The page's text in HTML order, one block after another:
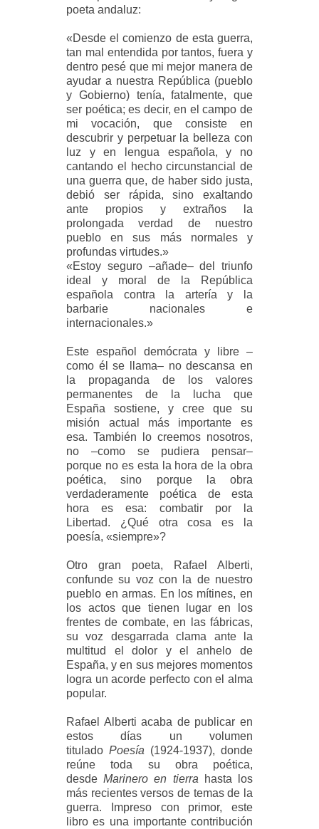
poeta andaluz:
«Desde el comienzo de esta guerra,
tan mal entendida por tantos, fuera y
dentro pesé que mi mejor manera de
ayudar a nuestra República (pueblo
y Gobierno) tenía, fatalmente, que
ser poética; es decir, en el campo de
mi vocación, que consiste en
descubrir y perpetuar la belleza con
luz y en lengua española, y no
cantando el hecho circunstancial de
una guerra que, de haber sido justa,
debió ser rápida, sino exaltando
ante propios y extraños la
prolongada verdad de nuestro
pueblo en sus más normales y
profundas virtudes.»
«Estoy seguro –añade– del triunfo
ideal y moral de la República
española contra la artería y la
barbarie nacionales e
internacionales.»
Este español demócrata y libre –
como él se llama– no descansa en
la propaganda de los valores
permanentes de la lucha que
España sostiene, y cree que su
misión actual más importante es
esa. También lo creemos nosotros,
no –como se pudiera pensar–
porque no es esta la hora de la obra
poética, sino porque la obra
verdaderamente poética de esta
hora es esa: combatir por la
Libertad. ¿Qué otra cosa es la
poesía, «siempre»?
Otro gran poeta, Rafael Alberti,
confunde su voz con la de nuestro
pueblo en armas. En los mítines, en
los actos que tienen lugar en los
frentes de combate, en las fábricas,
su voz desgarrada clama ante la
multitud el dolor y el anhelo de
España, y en sus mejores momentos
logra un acorde perfecto con el alma
popular.
Rafael Alberti acaba de publicar en
estos días un volumen
tituladoPoesía (1924-1937), donde
reúne toda su obra poética,
desdeMarinero en tierra hasta los
más recientes versos de temas de la
guerra. Impreso con primor, este
libro es una importante contribución